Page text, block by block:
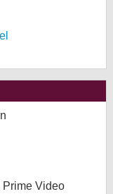
Prime Video